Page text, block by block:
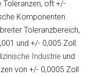
Toleranzen, oft +/-
Komponenten.
Toleranzbereich,
und +/- 0,005 Zoll.
Industrie und
von +/- 0,0005 Zoll